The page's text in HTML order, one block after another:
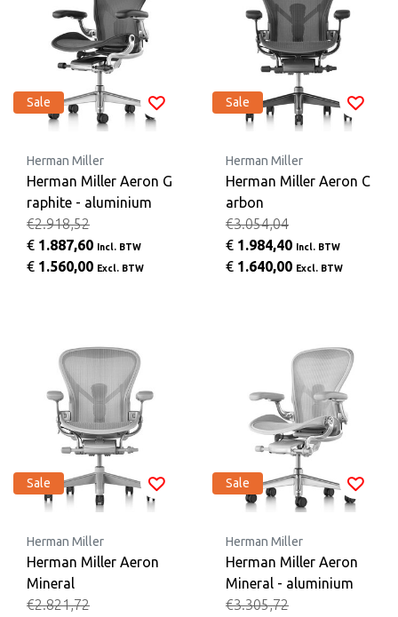
Sale
Herman Miller
Herman Miller Aeron G
raphite - aluminium
€2.918,52
€ 1.887,60 Incl. BTW
€ 1.560,00 Excl. BTW
Sale
Herman Miller
Herman Miller Aeron C
arbon
€3.054,04
€ 1.984,40 Incl. BTW
€ 1.640,00 Excl. BTW
Sale
Herman Miller
Herman Miller Aeron
Mineral
€2.821,72
Sale
Herman Miller
Herman Miller Aeron
Mineral - aluminium
€3.305,72